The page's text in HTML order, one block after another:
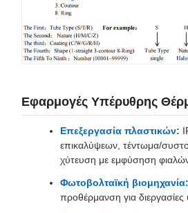
Εφαρμογές Υπέρυθρης
Επεξεργασία πλαστικών:
επικαλύψεων, τέντωμα/
χύτευση με εμφύσηση
Φωτοβολταϊκή βιομηχανία:
προθέρμανση για